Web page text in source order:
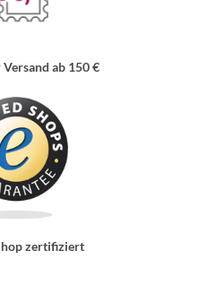
ab 150 €
zertifiziert